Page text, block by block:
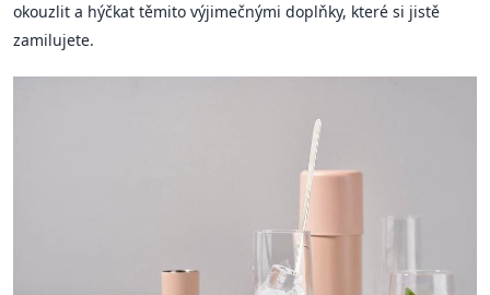
okouzlit a hýčkat těmito výjimečnými doplňky, které si jistě
zamilujete.